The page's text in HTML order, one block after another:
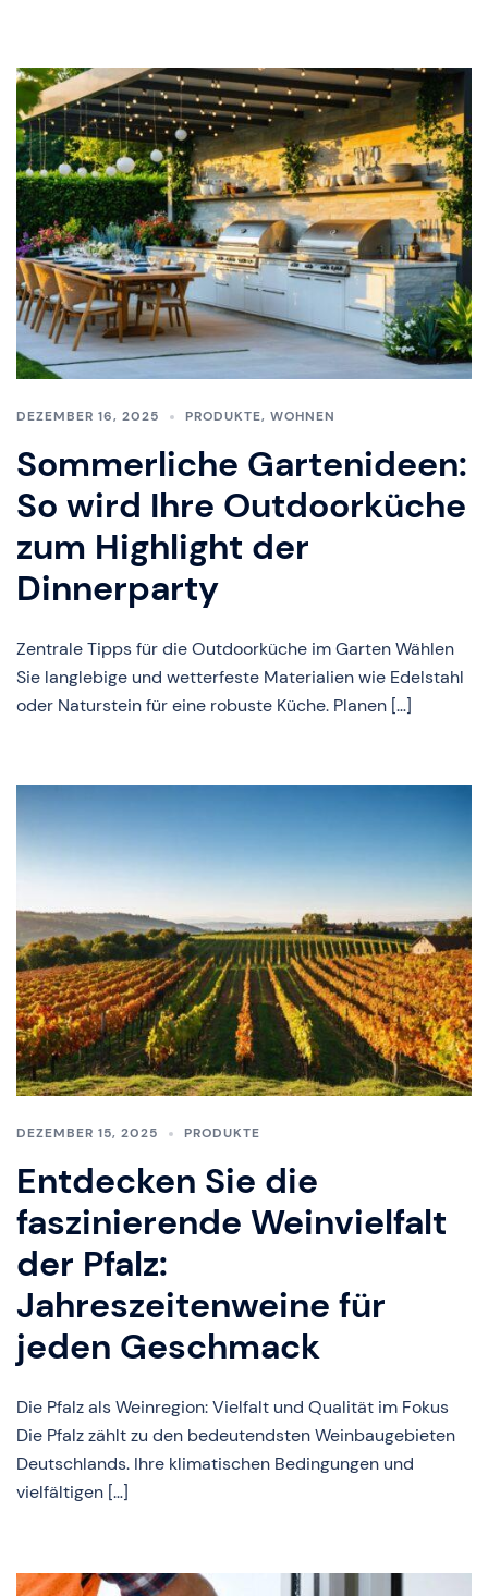
DEZEMBER 16, 2025 PRODUKTE, WOHNEN
Sommerliche Gartenideen:
So wird Ihre Outdoorküche
zum Highlight der
Dinnerparty
Zentrale Tipps für die Outdoorküche im Garten Wählen
Sie langlebige und wetterfeste Materialien wie Edelstahl
oder Naturstein für eine robuste Küche. Planen […]
DEZEMBER 15, 2025 PRODUKTE
Entdecken Sie die
faszinierende Weinvielfalt
der Pfalz:
Jahreszeitenweine für
jeden Geschmack
Die Pfalz als Weinregion: Vielfalt und Qualität im Fokus
Die Pfalz zählt zu den bedeutendsten Weinbaugebieten
Deutschlands. Ihre klimatischen Bedingungen und
vielfältigen […]